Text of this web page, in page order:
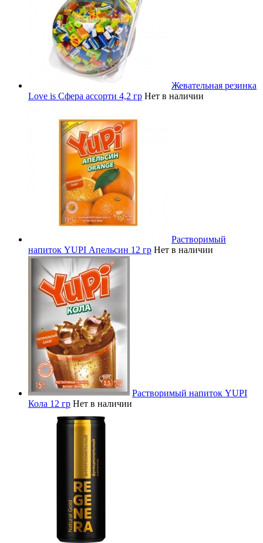
Жевательная резинка
Love is Сфера ассорти 4,2 гр Нет в наличии
Растворимый
напиток YUPI Апельсин 12 гр Нет в наличии
Растворимый напиток YUPI
Кола 12 гр Нет в наличии